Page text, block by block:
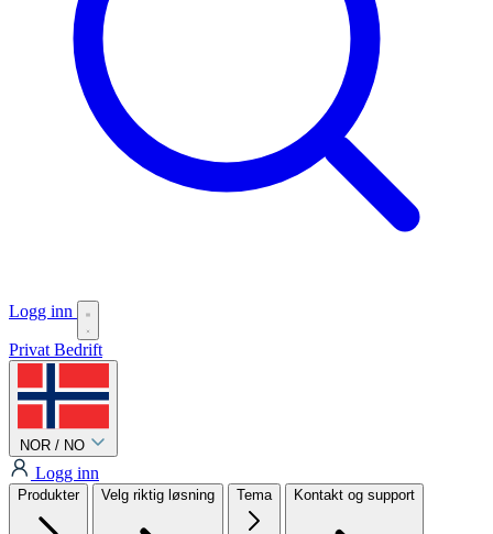
Logg inn
Privat Bedrift
NOR / NO
Logg inn
Produkter Velg riktig løsning Tema Kontakt og support